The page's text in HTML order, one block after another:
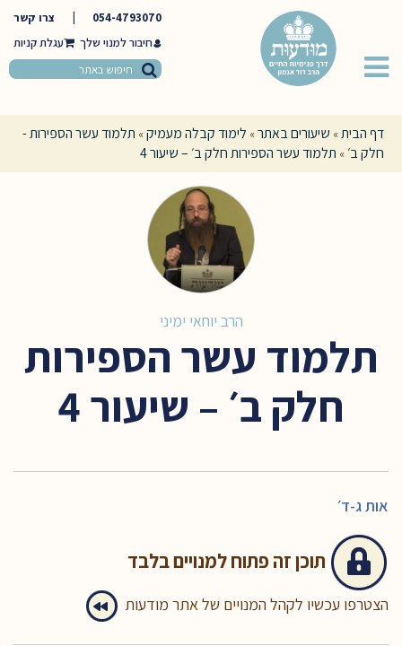
054-4793070
צרו קשר
חיבור למנוי שלך
דף הבית» שיעורים באתר» לימוד קבלה מעמיק» תלמוד עשר הספירות -
חלק ב׳ » תלמוד עשר הספירות חלק ב׳ – שיעור 4
הרב יוחאי ימיני
תלמוד עשר הספירות
חלק ב׳ – שיעור 4
אות ג-ד׳
תוכן זה פתוח למנויים בלבד
הצטרפו עכשיו לקהל המנויים של אתר מודעות